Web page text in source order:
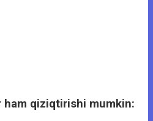
ham qiziqtirishi mumkin: